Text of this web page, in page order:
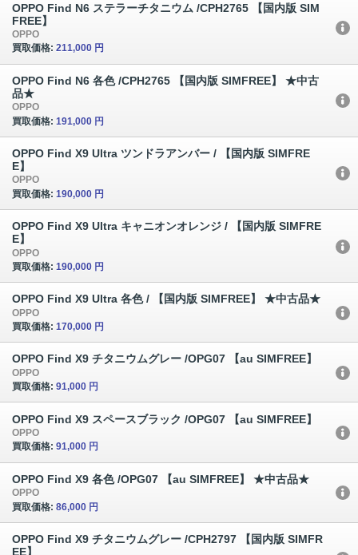
OPPO Find N6 ステラーチタニウム /CPH2765 【国内版 SIM
FREE】
OPPO
買取価格: 211,000 円
OPPO Find N6 各色 /CPH2765 【国内版 SIMFREE】 ★中古
品★
OPPO
買取価格: 191,000 円
OPPO Find X9 Ultra ツンドラアンバー / 【国内版 SIMFRE
E】
OPPO
買取価格: 190,000 円
OPPO Find X9 Ultra キャニオンオレンジ / 【国内版 SIMFRE
E】
OPPO
買取価格: 190,000 円
OPPO Find X9 Ultra 各色 / 【国内版 SIMFREE】 ★中古品★
OPPO
買取価格: 170,000 円
OPPO Find X9 チタニウムグレー /OPG07 【au SIMFREE】
OPPO
買取価格: 91,000 円
OPPO Find X9 スペースブラック /OPG07 【au SIMFREE】
OPPO
買取価格: 91,000 円
OPPO Find X9 各色 /OPG07 【au SIMFREE】 ★中古品★
OPPO
買取価格: 86,000 円
OPPO Find X9 チタニウムグレー /CPH2797 【国内版 SIMFR
EE】